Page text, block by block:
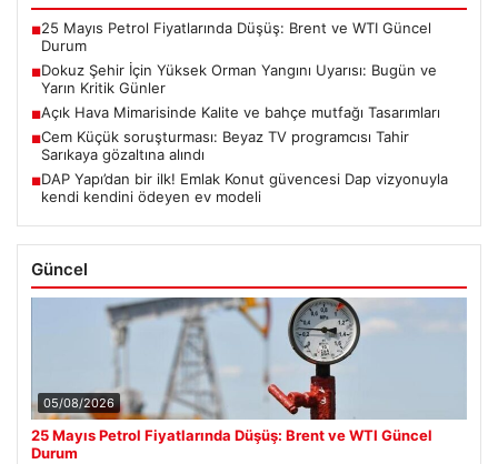
■25 Mayıs Petrol Fiyatlarında Düşüş: Brent ve WTI Güncel
Durum
■Dokuz Şehir İçin Yüksek Orman Yangını Uyarısı: Bugün ve
Yarın Kritik Günler
■Açık Hava Mimarisinde Kalite ve bahçe mutfağı Tasarımları
■Cem Küçük soruşturması: Beyaz TV programcısı Tahir
Sarıkaya gözaltına alındı
■DAP Yapı’dan bir ilk! Emlak Konut güvencesi Dap vizyonuyla
kendi kendini ödeyen ev modeli
Güncel
05/08/2026
25 Mayıs Petrol Fiyatlarında Düşüş: Brent ve WTI Güncel
Durum